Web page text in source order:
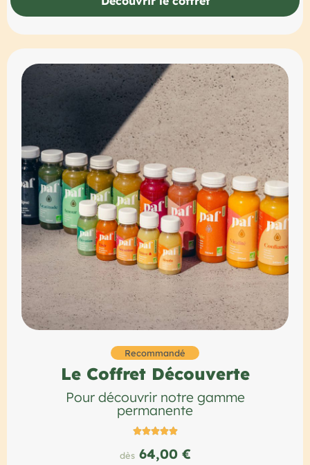
Recommandé
Le Coffret Découverte
Pour découvrir notre gamme
permanente

dès64,00 €